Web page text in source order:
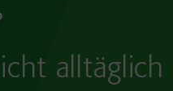
alltäglich